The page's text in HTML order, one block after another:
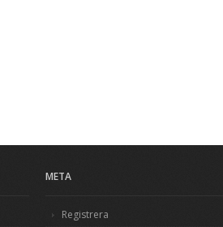
META
Registrera